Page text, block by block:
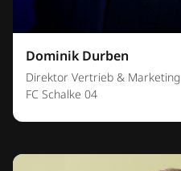
Dominik Durben
Direktor Vertrieb & Marketing
FC Schalke 04